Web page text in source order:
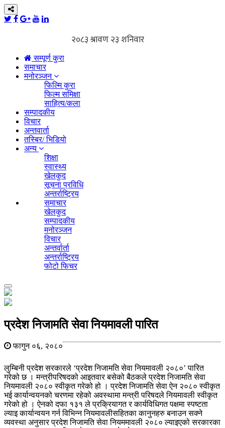
सम्पूर्ण कुरा
समाचार
मनोरञ्जन
फिल्मि कुरा
फिल्म समिक्षा
साहित्य/कला
सम्पादकीय
विचार
अन्तवार्ता
तस्बिर/ भिडियो
अन्य
शिक्षा
स्वास्थ्य
खेलकुद
सूचना प्रविधि
अन्तर्राष्ट्रिय
समाचार
खेलकुद
सम्पादकीय
मनोरञ्जन
विचार
अन्तर्वार्ता
अन्तर्राष्ट्रिय
फोटो फिचर
Toggle
navigation
प्रदेश निजामति सेवा नियमावली पारित
फागुन ०६, २०८०
लुम्बिनी प्रदेश सरकारले ‘प्रदेश निजामति सेवा नियमावली २०८०’ पारित
गरेको छ । मन्त्रीपरिषदको आइतवार बसेको बैठकले प्रदेश निजामति सेवा
नियमावली २०८० स्वीकृत गरेको हो । प्रदेश निजामति सेवा ऐन २०८० स्वीकृत
भई कार्यान्वयनको चरणमा रहेको अवस्थामा मन्त्री परिषदले नियमावली स्वीकृत
गरेको हो । ऐनको दफा १३१ ले प्रक्रियागत र कार्यविधिगत पक्षमा स्पष्टता
ल्याइ कार्यान्वयन गर्न विभिन्न नियमावलीसहितका कानुनहरु बनाउन सक्ने
व्यवस्था अनुसार प्रदेश निजामति सेवा नियममावली २०८० ल्याइएको सरकारका